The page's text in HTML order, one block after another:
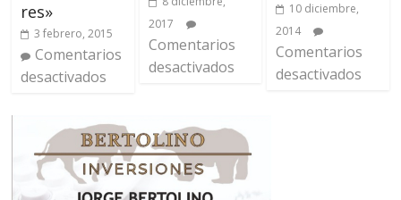
res»
3 febrero, 2015
Comentarios
desactivados
2017
Comentarios
desactivados
10 diciembre,
2014
Comentarios
desactivados